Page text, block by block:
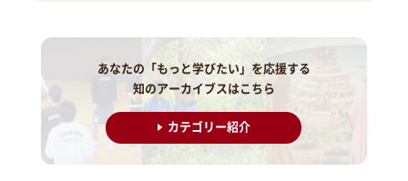
あなたの「もっと学びたい」を応援する
知のアーカイブスはこちら
カテゴリー紹介